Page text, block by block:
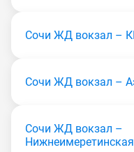
Сочи ЖД вокзал –
Сочи ЖД вокзал –
Сочи ЖД вокзал –